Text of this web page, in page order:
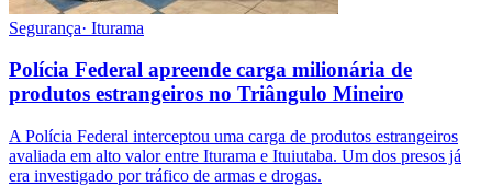
Segurança· Iturama
Polícia Federal apreende carga milionária de
produtos estrangeiros no Triângulo Mineiro
A Polícia Federal interceptou uma carga de produtos estrangeiros
avaliada em alto valor entre Iturama e Ituiutaba. Um dos presos já
era investigado por tráfico de armas e drogas.